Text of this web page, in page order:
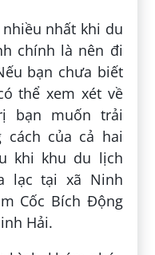
nhất khi du
chính là nên đi
bạn chưa biết
thể xem xét về
bạn muốn trải
cách của cả hai
khi khu du lịch
lạc tại xã Ninh
Cốc Bích Động
Hải.